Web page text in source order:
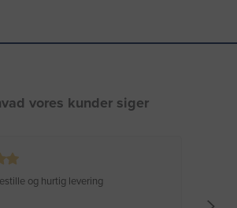
vores kunder siger
og hurtig levering